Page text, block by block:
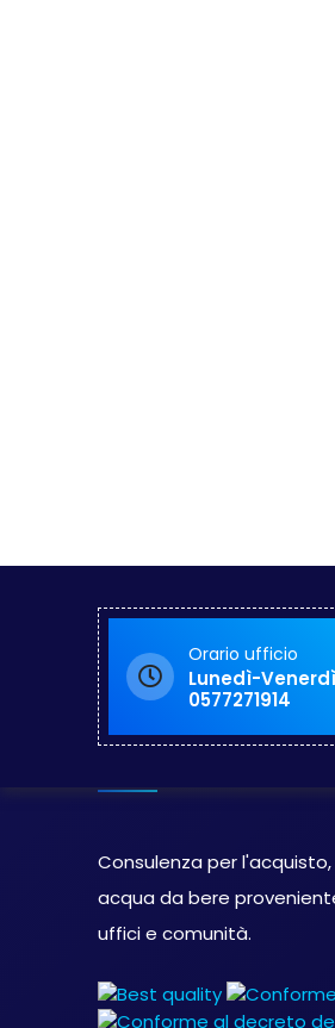
Orario ufficio
Lunedì-
0577271914
Eco-Line
Consulenza per
acqua da bere
uffici e comunità.